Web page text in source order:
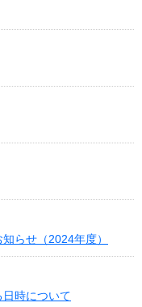
らせ（2024年度）
時について